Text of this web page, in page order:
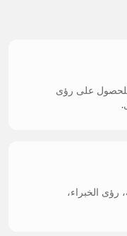
على رؤى
رؤى الخبراء،